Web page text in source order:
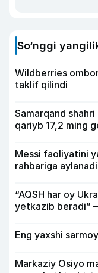
So‘nggi
Wildberries
taklif qilindi
Samarqand
qariyb 17,2 ming
Messi faoliyatini
rahbariga
“AQSH har oy
yetkazib beradi”
Eng yaxshi
Markaziy Osiyo